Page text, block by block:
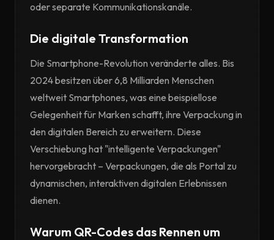
oder separate Kommunikationskanäle.
Die digitale Transformation
Die Smartphone-Revolution veränderte alles. Bis
2024 besitzen über 6,8 Milliarden Menschen
weltweit Smartphones, was eine beispiellose
Gelegenheit für Marken schafft, ihre Verpackung in
den digitalen Bereich zu erweitern. Diese
Verschiebung hat "intelligente Verpackungen"
hervorgebracht – Verpackungen, die als Portal zu
dynamischen, interaktiven digitalen Erlebnissen
dienen.
Warum QR-Codes das Rennen um